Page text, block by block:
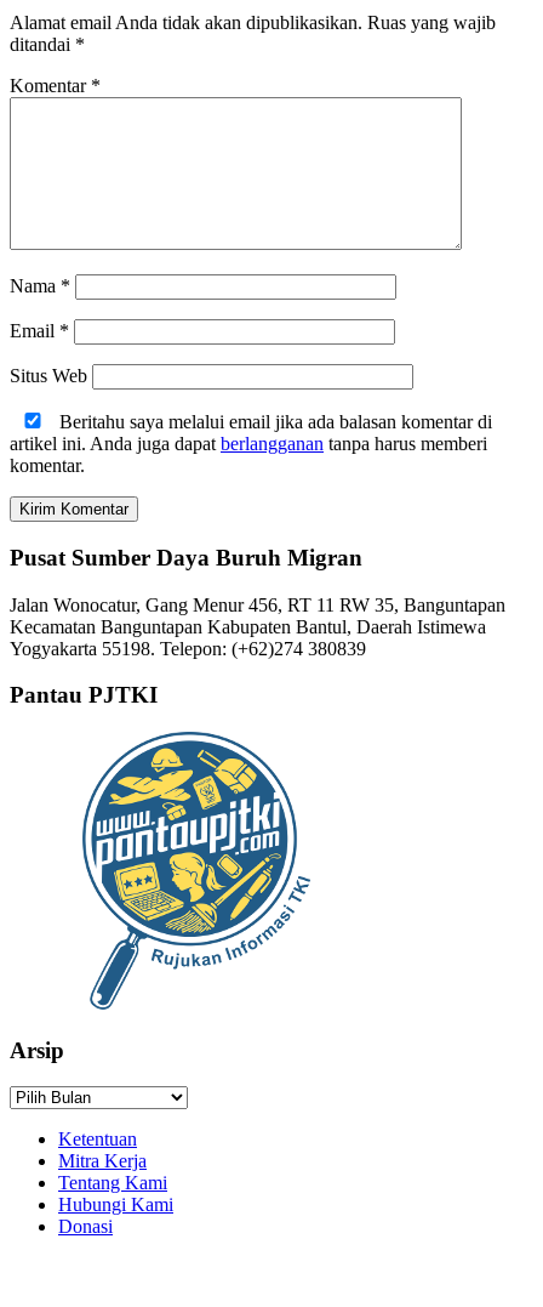
Alamat email Anda tidak akan dipublikasikan. Ruas yang wajib
ditandai *
Komentar *
Nama *
Email *
Situs Web
Beritahu saya melalui email jika ada balasan komentar di
artikel ini. Anda juga dapat berlangganan tanpa harus memberi
komentar.
Pusat Sumber Daya Buruh Migran
Jalan Wonocatur, Gang Menur 456, RT 11 RW 35, Banguntapan
Kecamatan Banguntapan Kabupaten Bantul, Daerah Istimewa
Yogyakarta 55198. Telepon: (+62)274 380839
Pantau PJTKI
Arsip
Arsip
Ketentuan
Mitra Kerja
Tentang Kami
Hubungi Kami
Donasi